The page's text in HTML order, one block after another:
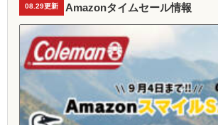
08.29更新 Amazonタイムセール情報